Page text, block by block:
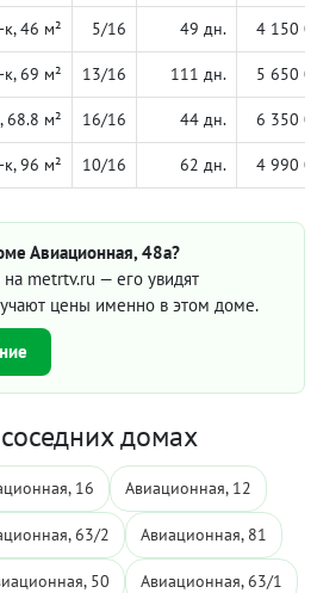
к, 46 м² 5/16 49 дн. 4 150
к, 69 м² 13/16 111 дн. 5 650
68.8 м² 16/16 44 дн. 6 350
к, 96 м² 10/16 62 дн. 4 990
Авиационная, 48а?
metrtv.ru — его увидят
цены именно в этом доме.
домах
16 Авиационная, 12
63/2 Авиационная, 81
50 Авиационная, 63/1